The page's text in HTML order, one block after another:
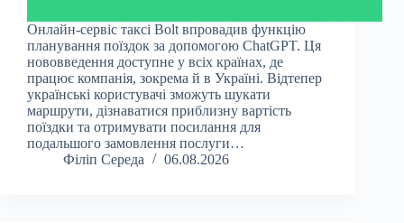
Онлайн-сервіс таксі Bolt впровадив функцію
планування поїздок за допомогою ChatGPT. Ця
нововведення доступне у всіх країнах, де
працює компанія, зокрема й в Україні. Відтепер
українські користувачі зможуть шукати
маршрути, дізнаватися приблизну вартість
поїздки та отримувати посилання для
подальшого замовлення послуги…
Філіп Середа
06.08.2026